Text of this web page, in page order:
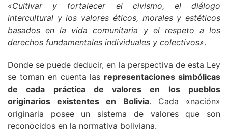
«Cultivar y fortalecer el civismo, el diálogo
intercultural y los valores éticos, morales y estéticos
basados en la vida comunitaria y el respeto a los
derechos fundamentales individuales y colectivos».
Donde se puede deducir, en la perspectiva de esta Ley
se toman en cuenta las representaciones simbólicas
de cada práctica de valores en los pueblos
originarios existentes en Bolivia. Cada «nación»
originaria posee un sistema de valores que son
reconocidos en la normativa boliviana.